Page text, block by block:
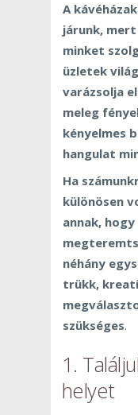
A
járunk,
minket
üzletek
varázsolja
meleg
kényelmes
hangulat
Ha
különösen
annak,
néhány
trükk,
szükséges.
1.
helyet